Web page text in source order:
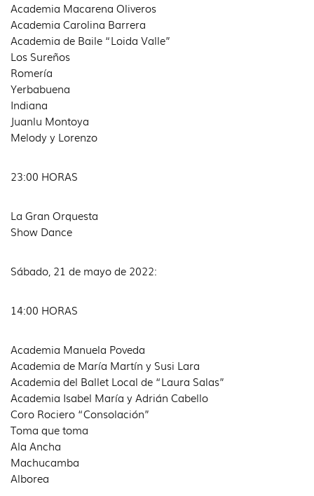
Academia Macarena Oliveros
Academia Carolina Barrera
Academia de Baile “Loida Valle”
Los Sureños
Romería
Yerbabuena
Indiana
Juanlu Montoya
Melody y Lorenzo
23:00 HORAS
La Gran Orquesta
Show Dance
Sábado, 21 de mayo de 2022:
14:00 HORAS
Academia Manuela Poveda
Academia de María Martín y Susi Lara
Academia del Ballet Local de “Laura Salas”
Academia Isabel María y Adrián Cabello
Coro Rociero “Consolación”
Toma que toma
Ala Ancha
Machucamba
Alborea